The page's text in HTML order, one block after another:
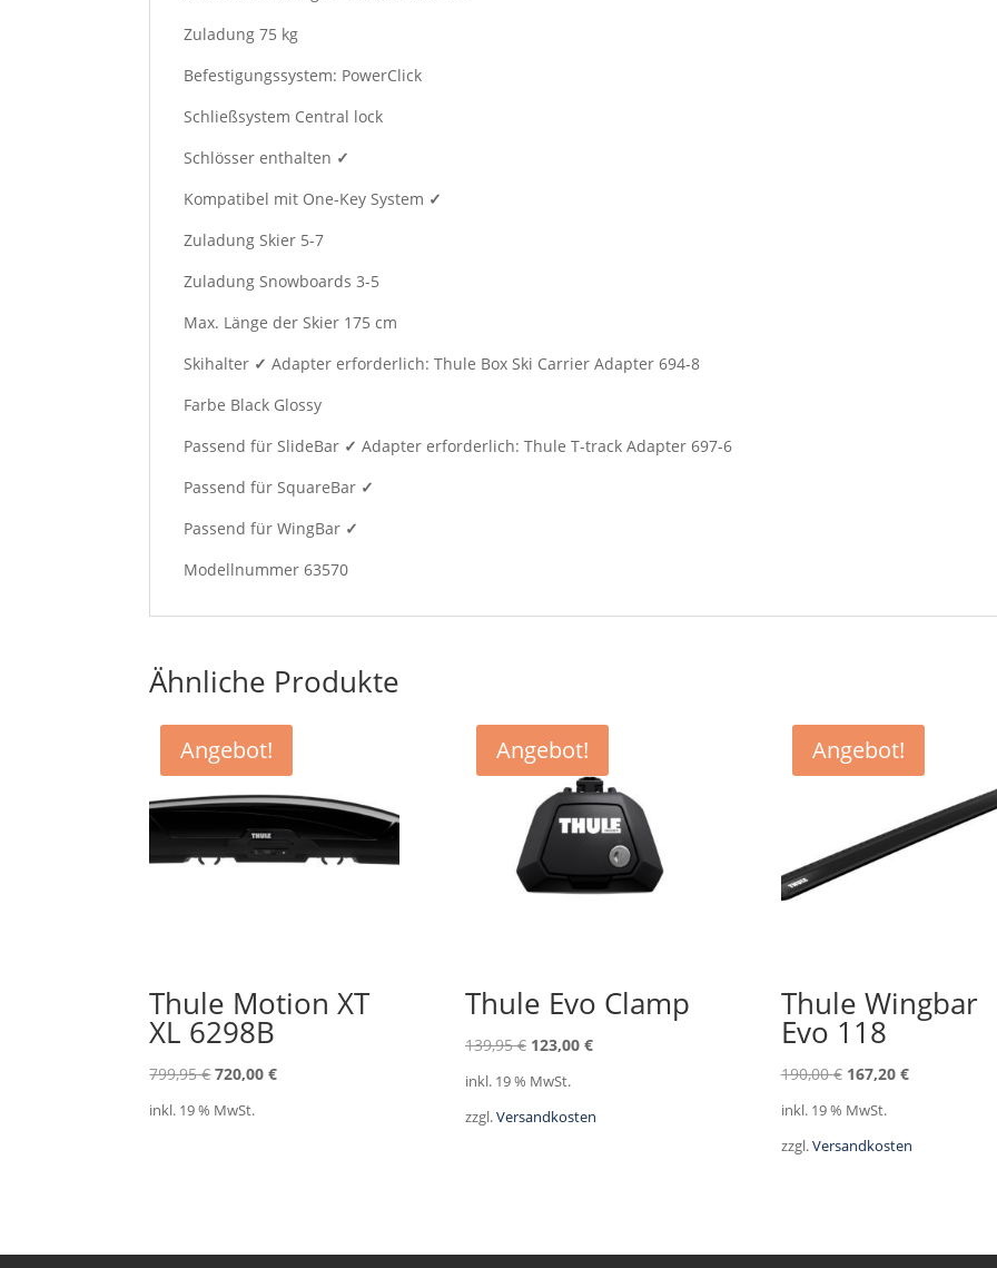
Zuladung 75 kg
Befestigungssystem: PowerClick
Schließsystem Central lock
Schlösser enthalten ✓
Kompatibel mit One-Key System ✓
Zuladung Skier 5-7
Zuladung Snowboards 3-5
Max. Länge der Skier 175 cm
Skihalter ✓ Adapter erforderlich: Thule Box Ski Carrier Adapter 694-8
Farbe Black Glossy
Passend für SlideBar ✓ Adapter erforderlich: Thule T-track Adapter 697-6
Passend für SquareBar ✓
Passend für WingBar ✓
Modellnummer 63570
Ähnliche Produkte
Angebot!
Thule Motion XT
XL 6298B
799,95€Ursprünglicher
720,00€Aktueller
inkl. 19 % MwSt.
Angebot!
Thule Evo Clamp
139,95€ Ursprünglicher
139,95 €
123,00 €Aktueller
123,00 €.
inkl. 19 % MwSt.
zzgl.Versandkosten
Angebot!
Thule Wingbar
Evo 118
190,00€ Ursprünglicher
190,00 €
167,20 €Aktueller
167,20 €.
inkl. 19 % MwSt.
zzgl.Versandkosten